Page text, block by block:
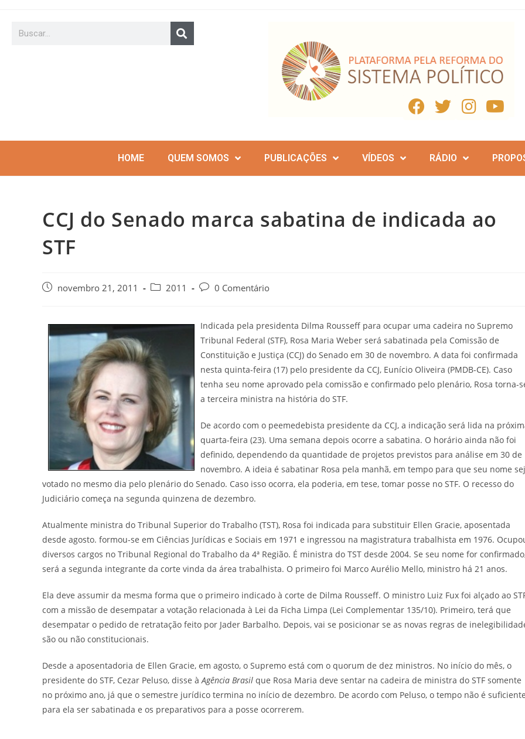
HOME QUEM SOMOS PUBLICAÇÕES VÍDEOS RÁDIO
CCJ do Senado marca sabatina de indicada ao
STF
novembro 21, 2011 2011 0 Comentário
Indicada pela presidenta Dilma Rousseff para ocupar uma cadeira no Supremo
Tribunal Federal (STF), Rosa Maria Weber será sabatinada pela Comissão de
Constituição e Justiça (CCJ) do Senado em 30 de novembro. A data foi confirmada
nesta quinta-feira (17) pelo presidente da CCJ, Eunício Oliveira (PMDB-CE). Caso
tenha seu nome aprovado pela comissão e confirmado pelo plenário, Rosa torna-
a terceira ministra na história do STF.
De acordo com o peemedebista presidente da CCJ, a indicação será lida na
quarta-feira (23). Uma semana depois ocorre a sabatina. O horário ainda não foi
definido, dependendo da quantidade de projetos previstos para análise em 30 de
novembro. A ideia é sabatinar Rosa pela manhã, em tempo para que seu nome
votado no mesmo dia pelo plenário do Senado. Caso isso ocorra, ela poderia, em tese, tomar posse no STF. O recesso do
Judiciário começa na segunda quinzena de dezembro.
Atualmente ministra do Tribunal Superior do Trabalho (TST), Rosa foi indicada para substituir Ellen Gracie, aposentada
desde agosto. formou-se em Ciências Jurídicas e Sociais em 1971 e ingressou na magistratura trabalhista em 1976.
diversos cargos no Tribunal Regional do Trabalho da 4ª Região. É ministra do TST desde 2004. Se seu nome for
será a segunda integrante da corte vinda da área trabalhista. O primeiro foi Marco Aurélio Mello, ministro há 21 anos.
Ela deve assumir da mesma forma que o primeiro indicado à corte de Dilma Rousseff. O ministro Luiz Fux foi alçado ao
com a missão de desempatar a votação relacionada à Lei da Ficha Limpa (Lei Complementar 135/10). Primeiro, terá que
desempatar o pedido de retratação feito por Jader Barbalho. Depois, vai se posicionar se as novas regras de
são ou não constitucionais.
Desde a aposentadoria de Ellen Gracie, em agosto, o Supremo está com o quorum de dez ministros. No início do mês, o
presidente do STF, Cezar Peluso, disse àAgência Brasil que Rosa Maria deve sentar na cadeira de ministra do STF somente
no próximo ano, já que o semestre jurídico termina no início de dezembro. De acordo com Peluso, o tempo não é suficiente
para ela ser sabatinada e os preparativos para a posse ocorrerem.